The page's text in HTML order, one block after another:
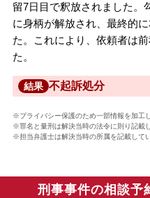
留7日目で釈放されました。
に身柄が解放され、最終的
た。これにより、依頼者は
た。
結果 不起訴処分
※プライバシー保護のため一部情報を加工
※罪名と量刑は解決当時の法令に則り記載
※担当弁護士は解決当時の所属を記載してい
刑事事件の相談予